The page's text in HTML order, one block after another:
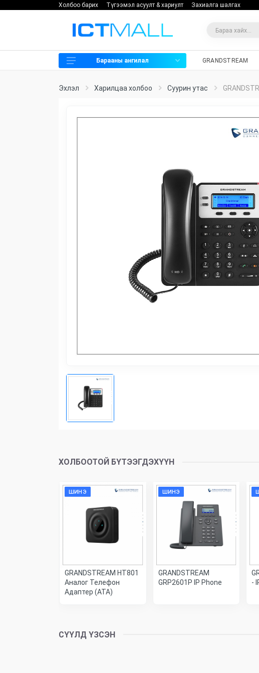
Холбоо барих Түгээмэл асуулт & хариулт Захиалга шалгах
Барааны ангилал GRANDSTREAM
Эхлэл Харилцаа холбоо Cуурин утас
ХОЛБООТОЙ БҮТЭЭГДЭХҮҮН
ШИНЭ
GRANDSTREAM HT801
Аналог Телефон
Адаптер (ATA)
ШИНЭ
GRANDSTREAM
GRP2601P IP Phone
-
СҮҮЛД ҮЗСЭН